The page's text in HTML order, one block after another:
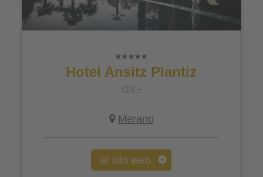
Hotel Ansitz Plantiz
CIN +
Merano
al sito web